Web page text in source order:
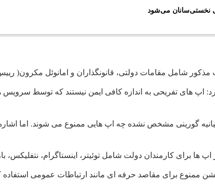
نخستی‌سانان می‌شود
شامل مقامات دولتی، قانونگذاران و امانوئل مکرون(
اپ های تفریحی به اندازه کافی ایمن نیستند که توسط
گورینی مشخص نشده چه اپ هایی ممنوع می شوند. اما
ها برای کارمندان دولت شامل توئیتر، اینستاگرام،
ممنوع برای مقاصد حرفه ای مانند ارتباطات عمومی